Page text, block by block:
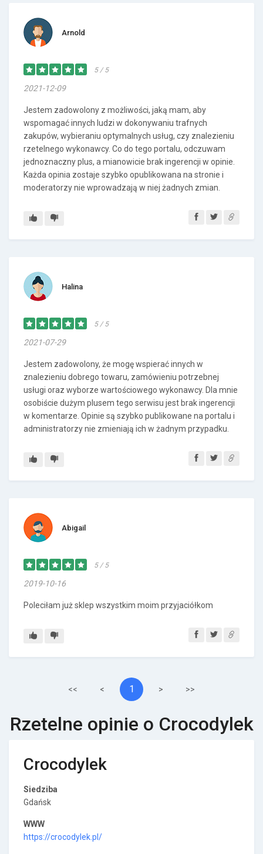
Arnold
5 / 5
2021-12-09
Jestem zadowolony z możliwości, jaką mam, aby
wspomagać innych ludzi w dokonywaniu trafnych
zakupów, wybieraniu optymalnych usług, czy znalezieniu
rzetelnego wykonawcy. Co do tego portalu, odczuwam
jednoznaczny plus, a mianowicie brak ingerencji w opinie.
Każda opinia zostaje szybko opublikowana na stronie i
moderatorzy nie wprowadzają w niej żadnych zmian.
Halina
5 / 5
2021-07-29
Jestem zadowolony, że mogę wspierać innych w
znalezieniu dobrego towaru, zamówieniu potrzebnej
usługi oraz wyborze wartościowego wykonawcy. Dla mnie
osobiście dużym plusem tego serwisu jest brak ingerencji
w komentarze. Opinie są szybko publikowane na portalu i
administratorzy nie zmieniają ich w żadnym przypadku.
Abigail
5 / 5
2019-10-16
Poleciłam już sklep wszystkim moim przyjaciółkom
<< < 1 > >>
Rzetelne opinie o Crocodylek
Crocodylek
Siedziba
Gdańsk
WWW
https://crocodylek.pl/